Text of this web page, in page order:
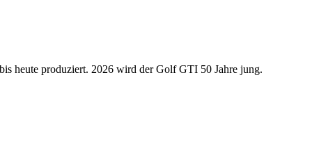
heute produziert. 2026 wird der Golf GTI 50 Jahre jung.